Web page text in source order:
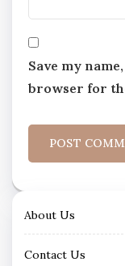
Save my
browser for
About Us
Contact Us